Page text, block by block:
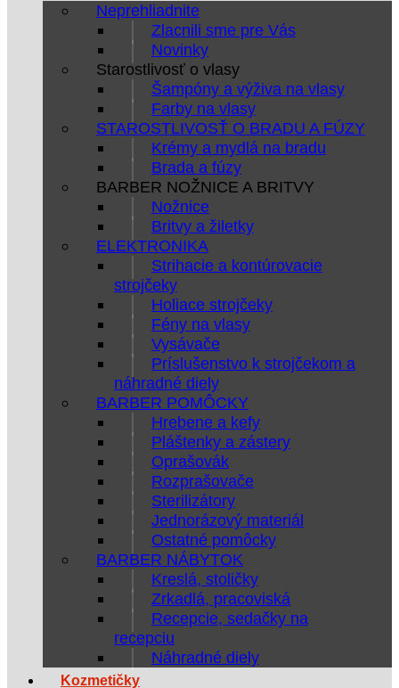
Neprehliadnite
Zlacnili sme pre Vás
Novinky
Starostlivosť o vlasy
Šampóny a výživa na vlasy
Farby na vlasy
STAROSTLIVOSŤ O BRADU A FÚZY
Krémy a mydlá na bradu
Brada a fúzy
BARBER NOŽNICE A BRITVY
Nožnice
Britvy a žiletky
ELEKTRONIKA
Strihacie a kontúrovacie
strojčeky
Holiace strojčeky
Fény na vlasy
Vysávače
Príslušenstvo k strojčekom a
náhradné diely
BARBER POMÔCKY
Hrebene a kefy
Pláštenky a zástery
Oprašovák
Rozprašovače
Sterilizátory
Jednorázový materiál
Ostatné pomôcky
BARBER NÁBYTOK
Kreslá, stoličky
Zrkadlá, pracoviská
Recepcie, sedačky na
recepciu
Náhradné diely
Kozmetičky